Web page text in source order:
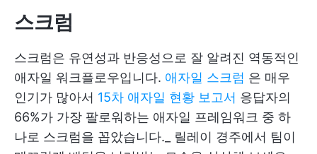
스크럼
스크럼은 유연성과 반응성으로 잘 알려진 역동적인
애자일 워크플로우입니다. 애자일 스크럼 은 매우
인기가 많아서 15차 애자일 현황 보고서 응답자의
66%가 가장 팔로워하는 애자일 프레임워크 중 하
나로 스크럼을 꼽았습니다._ 릴레이 경주에서 팀이